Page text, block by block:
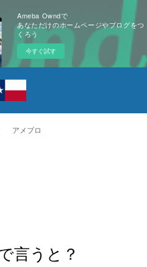
Ameba Owndで
あなただけのホームページやブログをつ
くろう
今すぐ試す
アメブロ
言うと？